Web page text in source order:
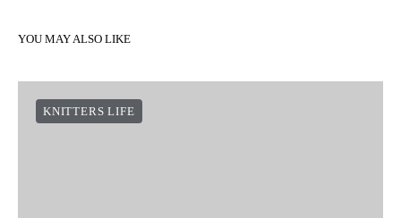
YOU MAY ALSO LIKE
KNITTERS LIFE